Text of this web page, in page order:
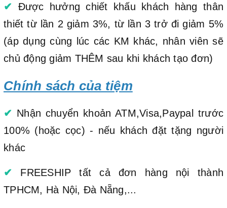
✔ Được hưởng chiết khấu khách hàng thân
thiết từ lần 2 giảm 3%, từ lần 3 trở đi giảm 5%
(áp dụng cùng lúc các KM khác, nhân viên sẽ
chủ động giảm THÊM sau khi khách tạo đơn)
Chính sách của tiệm
✔ Nhận chuyển khoản ATM,Visa,Paypal trước
100% (hoặc cọc) - nếu khách đặt tặng người
khác
✔ FREESHIP tất cả đơn hàng nội thành
TPHCM, Hà Nội, Đà Nẵng,...